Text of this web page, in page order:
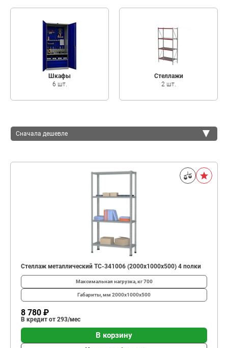
Шкафы
6 шт.
Стеллажи
2 шт.
Сначала дешевле
Стеллаж металлический ТС-341006 (2000х1000х500) 4 полки
Максимальная нагрузка, кг700
Габариты, мм 2000x1000x500
8 780 ₽
В кредит от 293/мес
В корзину